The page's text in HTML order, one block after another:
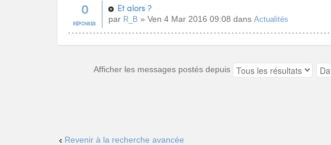
0
RÉPONSES
Et alors ?
par R_B » Ven 4 Mar 2016 09:08 dans Actualités
Afficher les messages postés depuis
Revenir à la recherche avancée